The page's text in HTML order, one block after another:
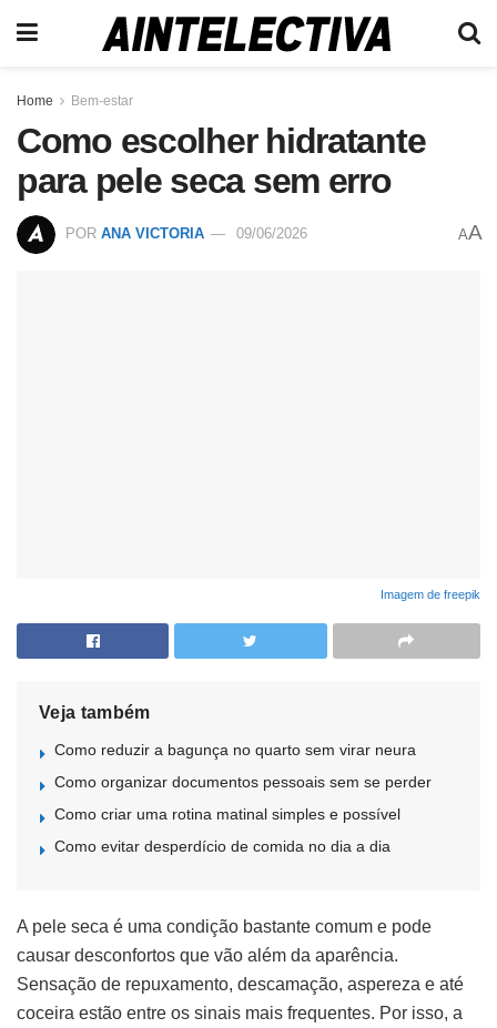
Home Bem-estar
Como escolher hidratante
para pele seca sem erro
POR ANA VICTORIA 09/06/2026 AA
Imagem de freepik
Veja também
Como reduzir a bagunça no quarto sem virar neura
Como organizar documentos pessoais sem se perder
Como criar uma rotina matinal simples e possível
Como evitar desperdício de comida no dia a dia
A pele seca é uma condição bastante comum e pode
causar desconfortos que vão além da aparência.
Sensação de repuxamento, descamação, aspereza e até
coceira estão entre os sinais mais frequentes. Por isso, a